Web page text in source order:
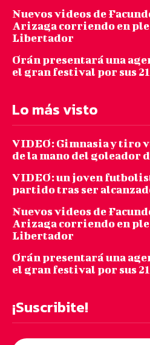
Nuevos videos de
Arizaga corriendo en
Libertador
Orán presentará una
el gran festival por sus
Lo más visto
VIDEO: Gimnasia y tiro
de la mano del goleador
VIDEO: un joven
partido tras ser
Nuevos videos de
Arizaga corriendo en
Libertador
Orán presentará una
el gran festival por sus
¡Suscribite!